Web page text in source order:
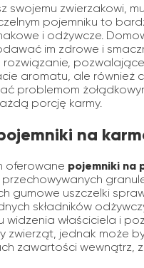
swojemu zwierzakowi,
pojemniku to
i odżywcze.
im zdrowe i
aromatu, ale również
problemom
porcję karmy.
na
oferowane pojemniki na
gumowe uszczelki
składników
właściciela i
zwierząt, jednak może
zawartości